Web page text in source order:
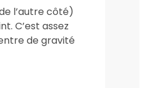
l’autre côté)
C’est assez
de gravité